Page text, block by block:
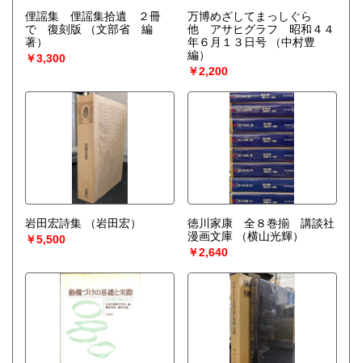
俚謡集 俚謡集拾遺 ２冊
で 復刻版
（文部省 編
著）
￥3,300
万博めざしてまっしぐら
他 アサヒグラフ 昭和４４
年６月１３日号
（中村豊
編）
￥2,200
岩田宏詩集
（岩田宏）
￥5,500
徳川家康 全８巻揃 講談社
漫画文庫
（横山光輝）
￥2,640